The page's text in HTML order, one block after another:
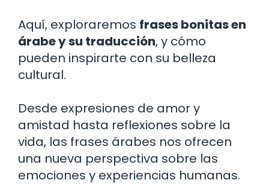
Aquí, exploraremos frases bonitas en
árabe y su traducción, y cómo
pueden inspirarte con su belleza
cultural.
Desde expresiones de amor y
amistad hasta reflexiones sobre la
vida, las frases árabes nos ofrecen
una nueva perspectiva sobre las
emociones y experiencias humanas.